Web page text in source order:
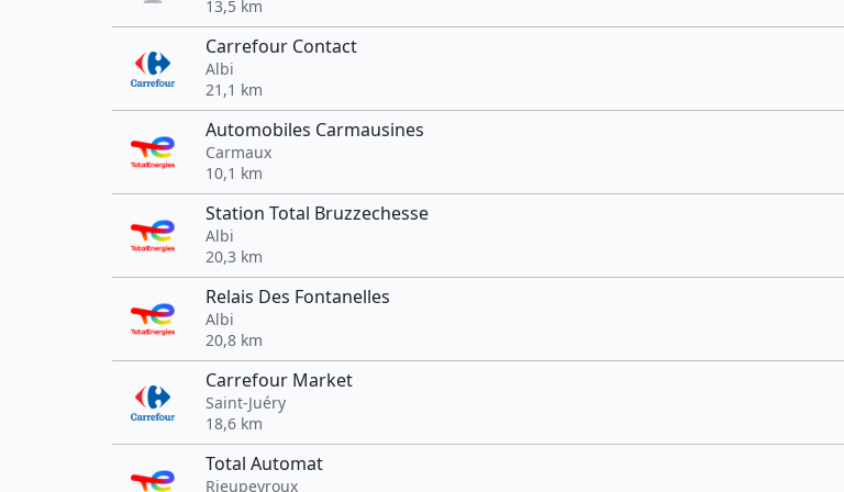
13,5 km
Carrefour Contact
Albi
21,1 km
Automobiles Carmausines
Carmaux
10,1 km
Station Total Bruzzechesse
Albi
20,3 km
Relais Des Fontanelles
Albi
20,8 km
Carrefour Market
Saint-Juéry
18,6 km
Total Automat
Rieupeyroux